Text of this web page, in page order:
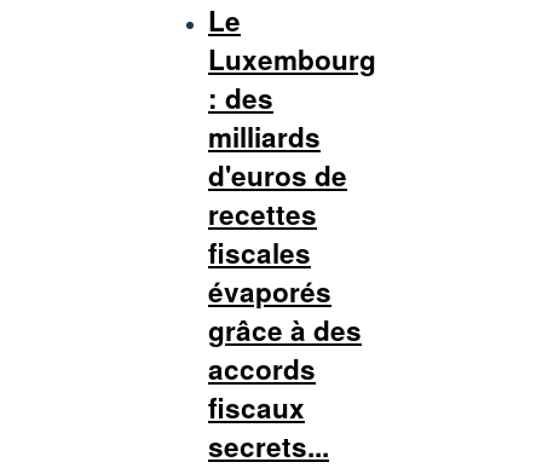
Le
Luxembourg
: des
milliards
d'euros de
recettes
fiscales
évaporés
grâce à des
accords
fiscaux
secrets...